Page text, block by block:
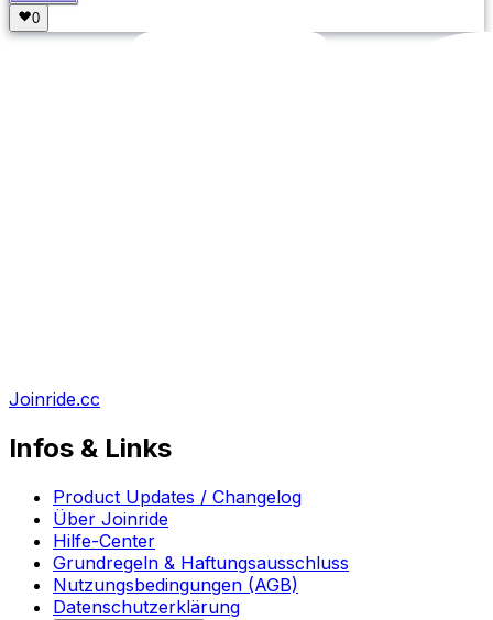
Joinride.cc
Infos & Links
Product Updates / Changelog
Über Joinride
Hilfe-Center
Grundregeln & Haftungsausschluss
Nutzungsbedingungen (AGB)
Datenschutzerklärung